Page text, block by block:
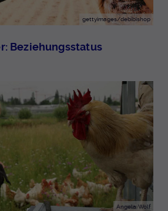
gettyimages/debibishop
Beziehungsstatus
Angela Wolf